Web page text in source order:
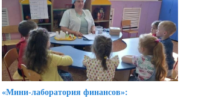
«Мини‑лаборатория финансов»: